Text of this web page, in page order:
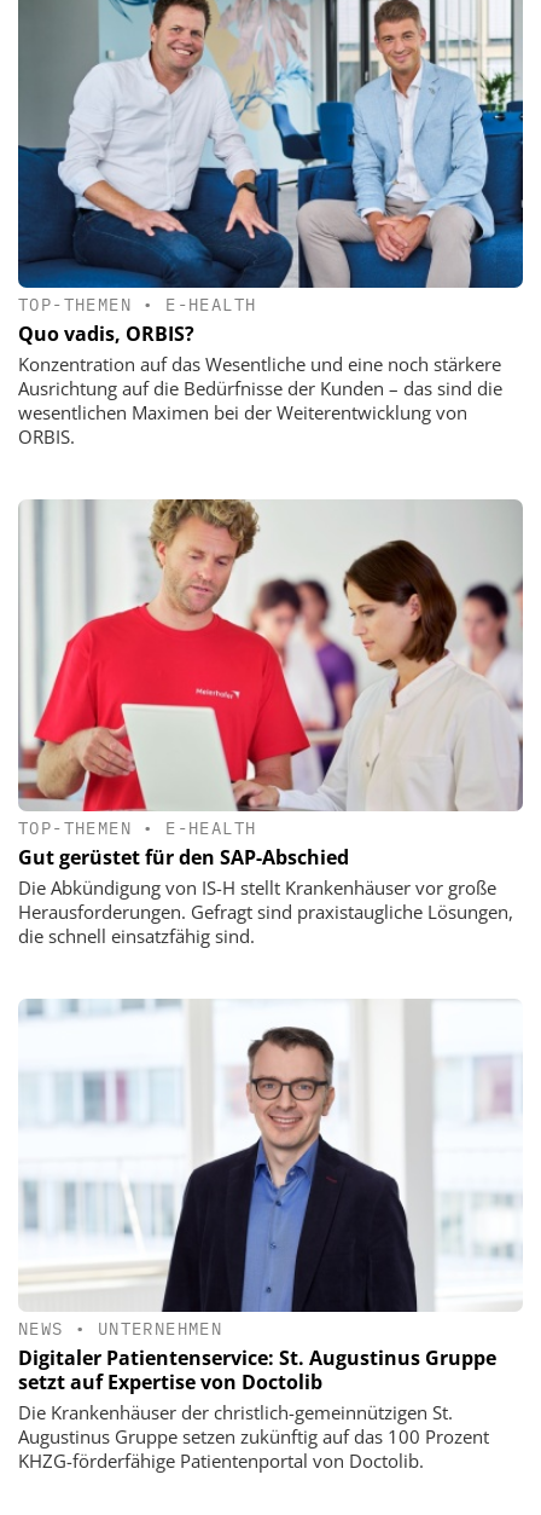
TOP-THEMEN • E-HEALTH
Quo vadis, ORBIS?
Konzentration auf das Wesentliche und eine noch stärkere
Ausrichtung auf die Bedürfnisse der Kunden – das sind die
wesentlichen Maximen bei der Weiterentwicklung von
ORBIS.
TOP-THEMEN • E-HEALTH
Gut gerüstet für den SAP-Abschied
Die Abkündigung von IS-H stellt Krankenhäuser vor große
Herausforderungen. Gefragt sind praxistaugliche Lösungen,
die schnell einsatzfähig sind.
NEWS • UNTERNEHMEN
Digitaler Patientenservice: St. Augustinus Gruppe
setzt auf Expertise von Doctolib
Die Krankenhäuser der christlich-gemeinnützigen St.
Augustinus Gruppe setzen zukünftig auf das 100 Prozent
KHZG-förderfähige Patientenportal von Doctolib.